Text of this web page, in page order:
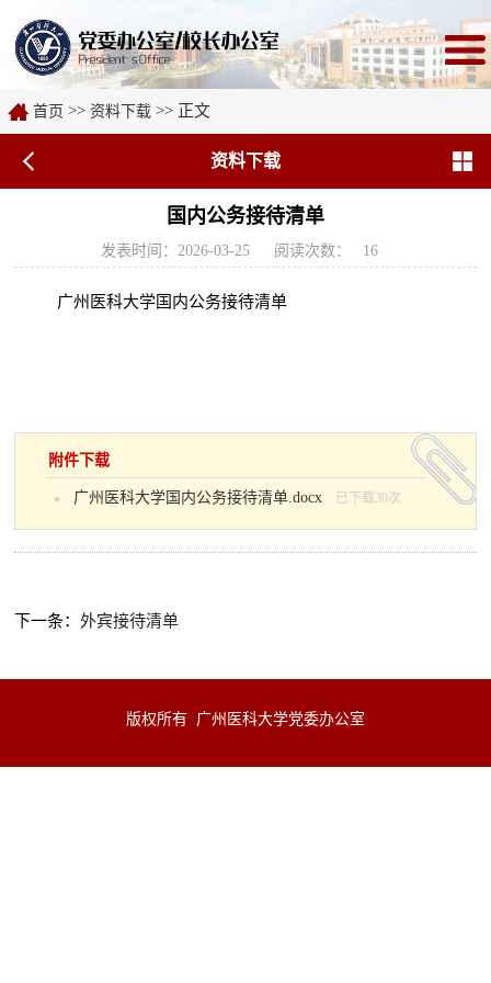
首页 >> 资料下载 >> 正文
资料下载
国内公务接待清单
发表时间：2026-03-25 阅读次数： 16
广州医科大学国内公务接待清单
附件下载
广州医科大学国内公务接待清单.docx 已下载30次
下一条：外宾接待清单
版权所有 广州医科大学党委办公室